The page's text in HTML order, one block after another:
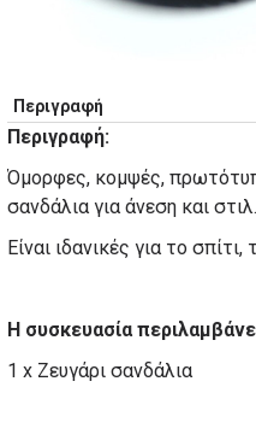
Περιγραφή
Περιγραφή:
Όμορφες, κομψές,
σανδάλια για άνεση και στιλ.
Είναι ιδανικές για το
Η συσκευασία
1 x Ζευγάρι σανδάλια